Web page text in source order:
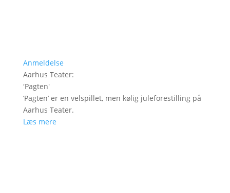
Anmeldelse
Aarhus Teater:
'Pagten'
’Pagten’ er en velspillet, men kølig juleforestilling på
Aarhus Teater.
Læs mere